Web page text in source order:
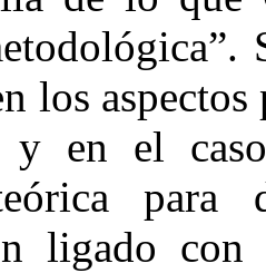
los
y en el
ligado